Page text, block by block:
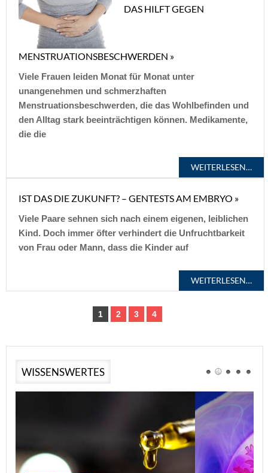
DAS HILFT GEGEN
MENSTRUATIONSBESCHWERDEN »
Viele Frauen leiden Monat für Monat unter
unangenehmen und schmerzhaften
Menstruationsbeschwerden, die das Wohlbefinden und
den Alltag stark beeinträchtigen können. Medikamente,
die die
WEITERLESEN…
IST DAS DIE ZUKUNFT? – GENTESTS AM EMBRYO »
Viele Paare sehnen sich nach einem eigenen, leiblichen
Kind. Doch immer öfter verhindert die Unfruchtbarkeit
von Frau oder Mann, dass die Kinder auf
WEITERLESEN…
1 2 3 4
WISSENSWERTES